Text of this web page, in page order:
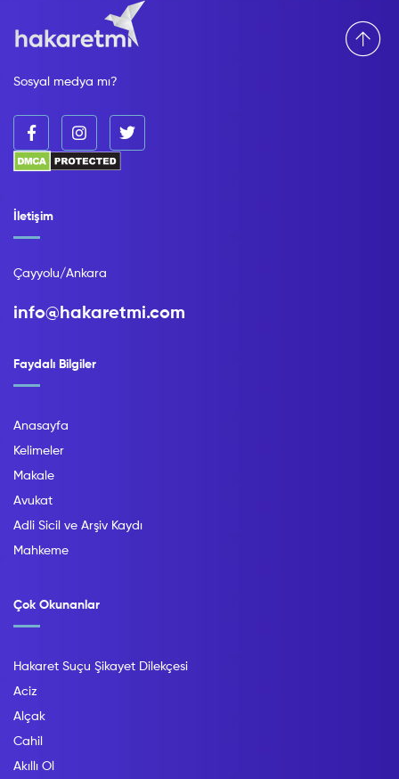
Sosyal medya mı?
Faydalı Bilgiler
Anasayfa
Kelimeler
Makale
Avukat
Adli Sicil ve Arşiv Kaydı
Mahkeme
Çok Okunanlar
Hakaret Suçu Şikayet Dilekçesi
Aciz
Alçak
Cahil
Akıllı Ol
İletişim
Çayyolu/Ankara
info@hakaretmi.com